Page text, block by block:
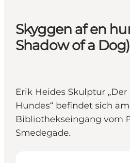
Skyggen af en
Shadow of a Dog)
Erik Heides Skulptur
Hundes“ befindet sich am
Bibliothekseingang vom
Smedegade.